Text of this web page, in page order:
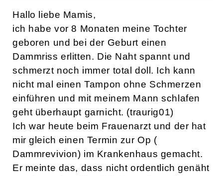
Hallo liebe Mamis,
ich habe vor 8 Monaten meine Tochter
geboren und bei der Geburt einen
Dammriss erlitten. Die Naht spannt und
schmerzt noch immer total doll. Ich kann
nicht mal einen Tampon ohne Schmerzen
einführen und mit meinem Mann schlafen
geht überhaupt garnicht. (traurig01)
Ich war heute beim Frauenarzt und der hat
mir gleich einen Termin zur Op (
Dammrevivion) im Krankenhaus gemacht.
Er meinte das, dass nicht ordentlich genäht